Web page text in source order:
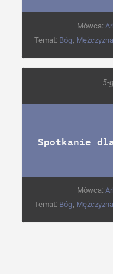
Mówca:
Temat: Bóg Mężczyzna
5-
Spotkanie
Mówca:
Temat: Bóg, Mężczyzna